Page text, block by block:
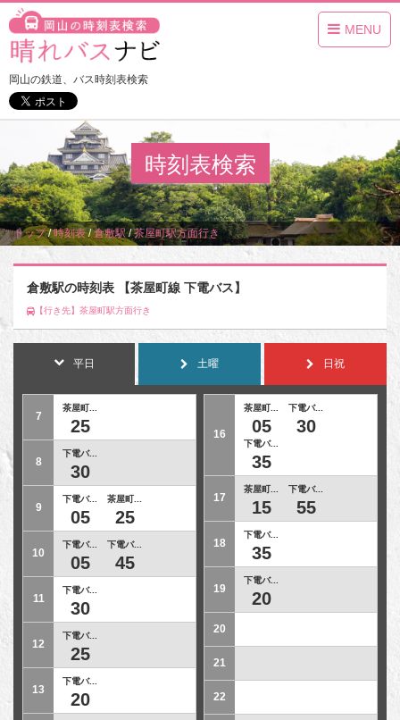
MENU
岡山の鉄道、バス時刻表検索
時刻表検索
トップ/時刻表/倉敷駅/茶屋町駅方面行き
倉敷駅の時刻表 【茶屋町線 下電バス】
【行き先】茶屋町駅方面行き
平日 土曜 日祝
7
茶屋町...
25
8
下電バ...
30
9
下電バ...
05
茶屋町...
25
10
下電バ...
05
下電バ...
45
11
下電バ...
30
12
下電バ...
25
13
下電バ...
20
16
茶屋町...
05
下電バ...
30
下電バ...
35
17
茶屋町...
15
下電バ...
55
18
下電バ...
35
19
下電バ...
20
20
21
22